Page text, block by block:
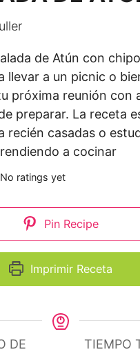
de Atún con
llevar a un picnic o
próxima reunión con
preparar. La receta
recién casadas o
a cocinar
No ratings yet
Pin Recipe
Imprimir Receta
DE
TIEMPO